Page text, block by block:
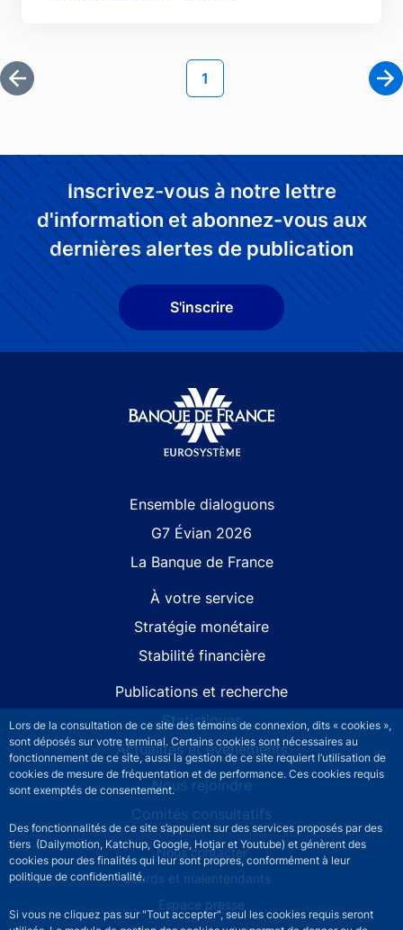
Lors de la consultation de ce site des témoins de connexion, dits « cookies »,
sont déposés sur votre terminal. Certains cookies sont nécessaires au
fonctionnement de ce site, aussi la gestion de ce site requiert l’utilisation de
cookies de mesure de fréquentation et de performance. Ces cookies requis
sont exemptés de consentement.
Des fonctionnalités de ce site s’appuient sur des services proposés par des
tiers (Dailymotion, Katchup, Google, Hotjar et Youtube) et génèrent des
cookies pour des finalités qui leur sont propres, conformément à leur
politique de confidentialité.
Si vous ne cliquez pas sur "Tout accepter", seul les cookies requis seront
Première page
Page courante
1
Inscrivez-vous à notre lettre
d'information et abonnez-vous aux
dernières alertes de publication
S'inscrire
Ensemble dialoguons
G7 Évian 2026
La Banque de France
À votre service
Stratégie monétaire
Stabilité financière
Publications et recherche
Statistiques
Actualités et événements
Nous rejoindre
Comités consultatifs
Footer secondary menuNous contacter
Sourds et malentendants
Espace presse